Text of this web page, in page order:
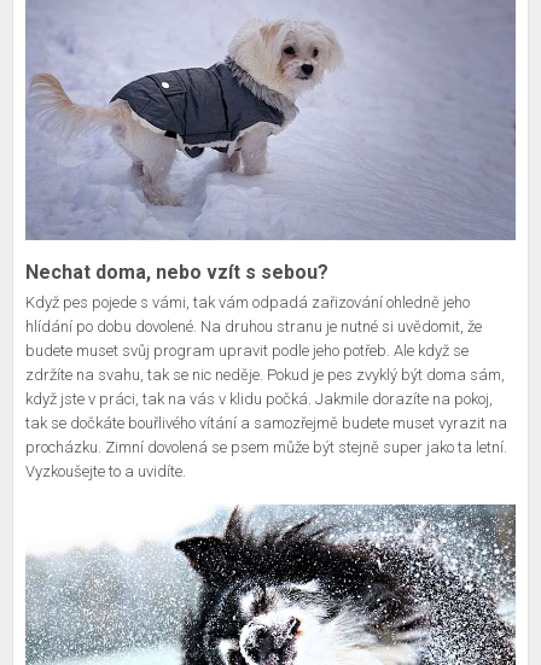
Nechat doma, nebo vzít s sebou?
Když pes pojede s vámi, tak vám odpadá zařizování ohledně jeho
hlídání po dobu dovolené. Na druhou stranu je nutné si uvědomit, že
budete muset svůj program upravit podle jeho potřeb. Ale když se
zdržíte na svahu, tak se nic neděje. Pokud je pes zvyklý být doma sám,
když jste v práci, tak na vás v klidu počká. Jakmile dorazíte na pokoj,
tak se dočkáte bouřlivého vítání a samozřejmě budete muset vyrazit na
procházku. Zimní dovolená se psem může být stejně super jako ta letní.
Vyzkoušejte to a uvidíte.